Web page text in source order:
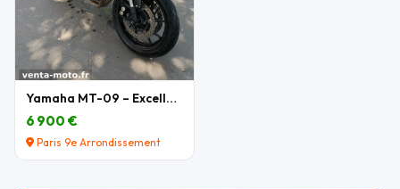
Yamaha MT-09 – Excellent état – Nombreux équipemen
6 900 €
Paris 9e Arrondissement